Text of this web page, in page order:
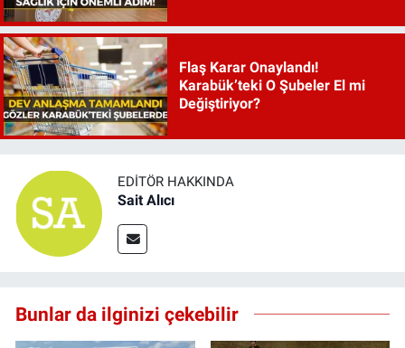
Flaş Karar Onaylandı!
Karabük’teki O Şubeler El mi
Değiştiriyor?
EDITÖR HAKKINDA
Sait Alıcı
Bunlar da ilginizi çekebilir